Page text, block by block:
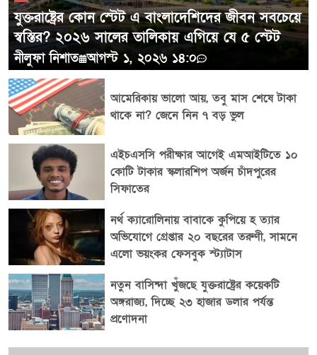
সবচেয়ে ব্যয়বহুল পাঁচ অঙ্গরাজ্যের তালিকায় আরও রয়েছে
ওয়াশিংটন, ওরেগন এবং কলোরাডো। ২০২৬ সালের গবেষণা
অনুযায়ী, অবসরের জন্য যুক্তরাষ্ট্রের সবচেয়ে সাশ্রয়ী ১০টি
অঙ্গরাজ্য হলো ওয়েস্ট ভার্জিনিয়া, মিসিসিপি, আলাবামা,
ওকলাহোমা, আরকানসাস, কেন্টাকি, মিসৌরি, লুইজিয়ানা,
ইন্ডিয়ানা এবং কানসাস। অন্যদিকে অবসরের জন্য সবচেয়ে
ব্যয়বহুল ১০টি অঙ্গরাজ্য হলো ক্যালিফোর্নিয়া, হাওয়াই,
ওয়াশিংটন, ওরেগন, কলোরাডো, নিউ জার্সি, ম্যাসাচুসেটস,
উটাহ, নিউইয়র্ক এবং মিনেসোটা। বিশ্লেষকদের মতে,
অবসরের জন্য অঙ্গরাজ্য নির্বাচন করার সময় শুধু আবাসন ব্যয়
নয়, করনীতি, স্বাস্থ্যসেবা, জীবনযাত্রার খরচ এবং সামাজিক
নিরাপত্তা সুবিধাও সমান গুরুত্ব দিয়ে বিবেচনা করা উচিত।
যুক্তরাষ্ট্রের কোন স্টেট এ বাংলাদেশিদের জীবন সবচেয়ে
স্বস্তির? ২০২৬ সালের তালিকায় এগিয়ে যে ৫ স্টেট
নীলুফা নিশাত আগস্ট ১, ২০২৬ ১৪:০
আমেরিকায় ভালো আয়, তবু মাস শেষে টাকা
থাকে না? জেনে নিন ৭ বড় ভুল
এইচএসসি পরীক্ষার আগেই এমআইটিতে ১০
কোটি টাকার স্কলারশিপ অর্জন চাঁদপুরের
সিফাতের
নর্থ ক্যারোলিনায় বাবাকে কুপিয়ে হ ত্যার
অভিযোগে গ্রেপ্তার ২০ বছরের তরুণী, সামনে
এলো ভয়ংকর ফেসবুক স্ট্যাটাস
নতুন বাসিন্দা খুঁজছে যুক্তরাষ্ট্রের কয়েকটি
অঙ্গরাজ্য, দিচ্ছে ২৩ হাজার ডলার পর্যন্ত
প্রণোদনা